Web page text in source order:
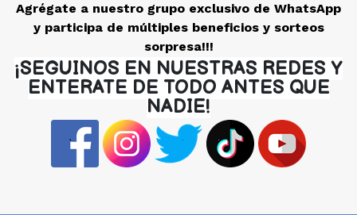
Agrégate a nuestro grupo exclusivo de WhatsApp
y participa de múltiples beneficios y sorteos
sorpresa!!!
¡SEGUINOS EN NUESTRAS REDES Y
ENTERATE DE TODO ANTES QUE
NADIE!